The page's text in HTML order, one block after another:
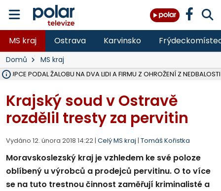
MS kraj Ostrava Karvinsko
Domů MS kraj
PODAL ŽALOBU NA DVA LIDI A FIRMU Z OHROŽENÍ Z NEDBALOSTI
Krajský soud v Ostravě
rozdělil tresty za pervitin
Vydáno 12. února 2018 14:22 | Celý MS kraj | Tomáš Kořistka
Moravskoslezský kraj je vzhledem ke své poloze
oblíbený u výrobců a prodejců pervitinu. O to více
se na tuto trestnou činnost zaměřují kriminalisté a